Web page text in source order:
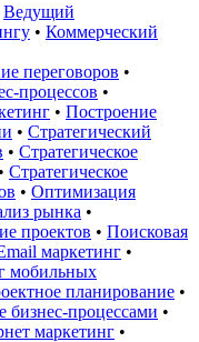
Ведущий
• Коммерческий
переговоров •
процессов •
• Построение
• Стратегический
• Стратегическое
• Стратегическое
• Оптимизация
рынка •
проектов • Поисковая
маркетинг •
мобильных
планирование •
бизнес-процессами •
маркетинг •